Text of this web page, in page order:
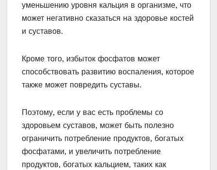
уменьшению уровня кальция в организме, что
может негативно сказаться на здоровье костей
и суставов.
Кроме того, избыток фосфатов может
способствовать развитию воспаления, которое
также может повредить суставы.
Поэтому, если у вас есть проблемы со
здоровьем суставов, может быть полезно
ограничить потребление продуктов, богатых
фосфатами, и увеличить потребление
продуктов, богатых кальцием, таких как